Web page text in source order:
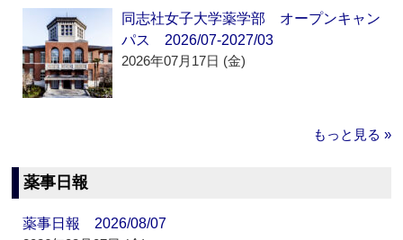
同志社女子大学薬学部 オープンキャン
パス 2026/07-2027/03
2026年07月17日 (金)
もっと見る »
薬事日報
薬事日報 2026/08/07